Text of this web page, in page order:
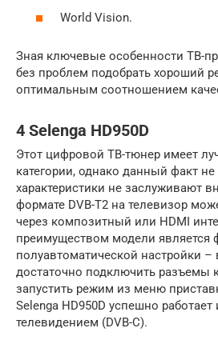
World Vision.
Зная ключевые особенности ТВ-
без проблем подобрать хороший
оптимальным соотношением
4 Selenga HD950D
Этот цифровой ТВ-тюнер имеет
категории, однако данный факт не
характеристики не заслуживают
формате DVB-T2 на телевизор
через композитный или HDMI
преимуществом модели является
полуавтоматической настройки –
достаточно подключить разъемы
запустить режим из меню
Selenga HD950D успешно
телевидением (DVB-С).